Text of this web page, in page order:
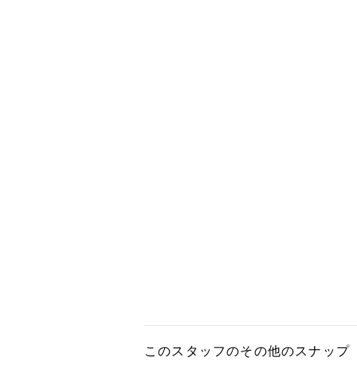
このスタッフのその他のスナップ